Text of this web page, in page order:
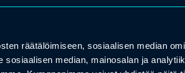
räätälöimiseen, sosiaalisen median
median, mainosalan ja